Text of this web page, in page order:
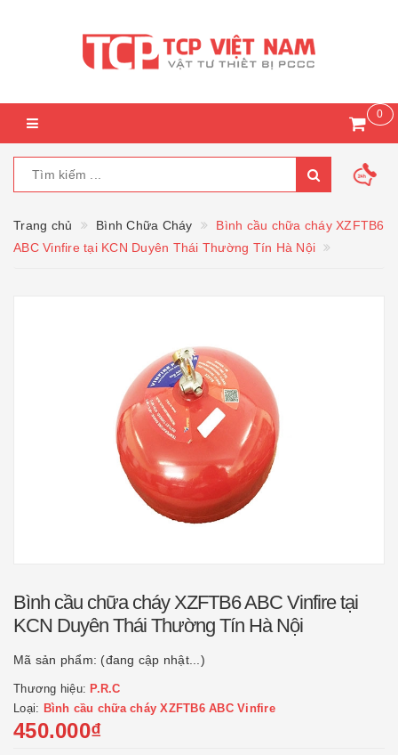
0
Trang chủ Bình Chữa Cháy
Bình cầu chữa cháy XZFTB6
ABC Vinfire tại KCN Duyên Thái Thường Tín Hà Nội
Bình cầu chữa cháy XZFTB6 ABC Vinfire tại
KCN Duyên Thái Thường Tín Hà Nội
Mã sản phẩm: (đang cập nhật...)
Thương hiệu: P.R.C
Loại: Bình cầu chữa cháy XZFTB6 ABC Vinfire
450.000₫